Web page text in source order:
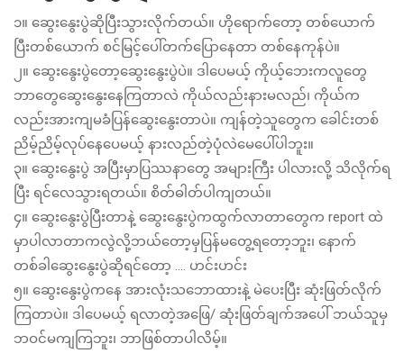
၁။ ဆွေးနွေးပွဲဆိုပြီးသွားလိုက်တယ်။ ဟိုရောက်တော့ တစ်ယောက်
ပြီးတစ်ယောက် စင်မြင့်ပေါ်တက်ပြောနေတာ တစ်နေကုန်ပဲ။
၂။ ဆွေးနွေးပွဲတော့ဆွေးနွေးပွဲပဲ။ ဒါပေမယ့် ကိုယ့်ဘေးကလူတွေ
ဘာတွေဆွေးနွေးနေကြတာလဲ ကိုယ်လည်းနားမလည်၊ ကိုယ်က
လည်းအားကျမခံပြန်ဆွေးနွေးတာပဲ။ ကျန်တဲ့သူတွေက ခေါင်းတစ်
ညိမ့်ညိမ့်လုပ်နေပေမယ့် နားလည်တဲ့ပုံလဲမေပေါ်ပါဘူး။
၃။ ဆွေးနွေးပွဲ အပြီးမှာပြဿနာတွေ အများကြီး ပါလားလို့ သိလိုက်ရ
ပြီး ရင်လေသွားရတယ်။ စိတ်ဓါတ်ပါကျတယ်။
၄။ ဆွေးနွေးပွဲပြီးတာနဲ့ ဆွေးနွေးပွဲကထွက်လာတာတွေက report ထဲ
မှာပါလာတာကလွဲလို့ဘယ်တော့မှပြန်မတွေ့ရတော့ဘူး၊ နောက်
တစ်ခါဆွေးနွေးပွဲဆိုရင်တော့ …. ဟင်းဟင်း
၅။ ဆွေးနွေးပွဲကနေ အားလုံးသဘောထားနဲ့ မဲပေးပြီး ဆုံးဖြတ်လိုက်
ကြတာပဲ။ ဒါပေမယ့် ရလာတဲ့အဖြေ/ ဆုံးဖြတ်ချက်အပေါ် ဘယ်သူမှ
ဘဝင်မကျကြဘူး၊ ဘာဖြစ်တာပါလိမ့်။